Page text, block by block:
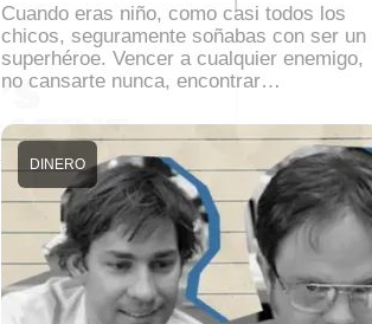
Cuando eras niño, como casi todos los
chicos, seguramente soñabas con ser un
superhéroe. Vencer a cualquier enemigo,
no cansarte nunca, encontrar…
DINERO